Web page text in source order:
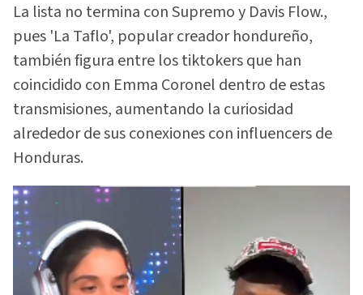
La lista no termina con Supremo y Davis Flow.,
pues 'La Taflo', popular creador hondureño,
también figura entre los tiktokers que han
coincidido con Emma Coronel dentro de estas
transmisiones, aumentando la curiosidad
alrededor de sus conexiones con influencers de
Honduras.